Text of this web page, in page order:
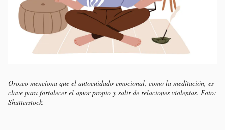
Orozco menciona que el autocuidado emocional, como la meditación, es
clave para fortalecer el amor propio y salir de relaciones violentas. Foto:
Shutterstock.